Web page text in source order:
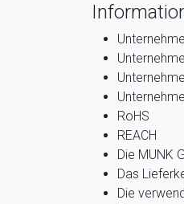
RoHS
REACH
Die MUNK
Das
Die